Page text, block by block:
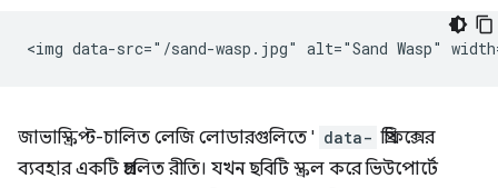
জাভাস্ক্রিপ্ট-চালিত লেজি লোডারগুলিতে ' data- প্রিফিক্সের
ব্যবহার একটি প্রচলিত রীতি। যখন ছবিটি স্ক্রল করে ভিউপোর্টে